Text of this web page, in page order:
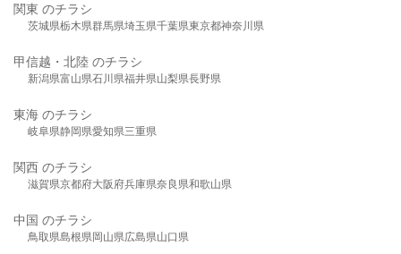
関東 のチラシ
茨城県栃木県群馬県埼玉県千葉県東京都神奈川県
甲信越・北陸 のチラシ
新潟県富山県石川県福井県山梨県長野県
東海 のチラシ
岐阜県静岡県愛知県三重県
関西 のチラシ
滋賀県京都府大阪府兵庫県奈良県和歌山県
中国 のチラシ
鳥取県島根県岡山県広島県山口県